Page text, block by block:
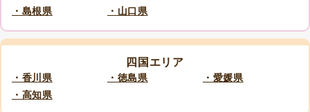
・島根県
・山口県
四国エリア
・香川県 ・徳島県
・愛媛県
・高知県